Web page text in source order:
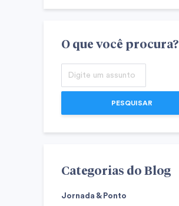
O que você procura?
PESQUISAR
Categorias do Blog
Jornada & Ponto